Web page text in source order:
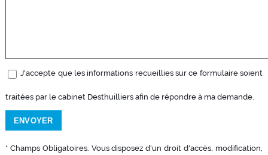
J'accepte que les informations recueillies sur ce formulaire soient
traitées par le cabinet Desthuilliers afin de répondre à ma demande.
* Champs Obligatoires. Vous disposez d'un droit d'accès, modification,